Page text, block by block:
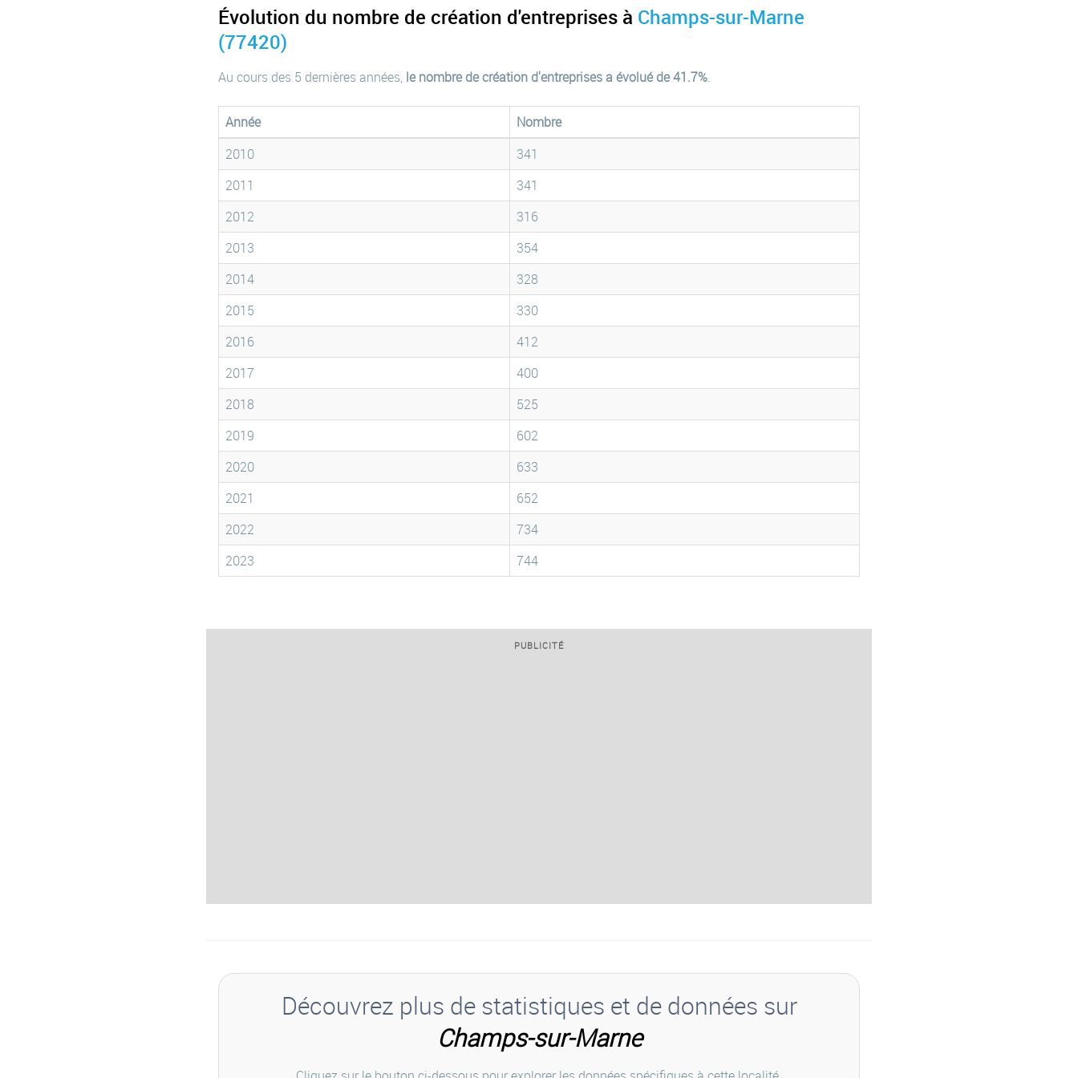
Évolution du nombre de création d'entreprises à Champs-sur-Marne
(77420)
Au cours des 5 dernières années, le nombre de création d'entreprises a évolué de 41.7%.
Année
Nombre
2010
341
2011
341
2012
316
2013
354
2014
328
2015
330
2016
412
2017
400
2018
525
2019
602
2020
633
2021
652
2022
734
2023
744
PUBLICITÉ
Découvrez plus de statistiques et de données sur
Champs-sur-Marne